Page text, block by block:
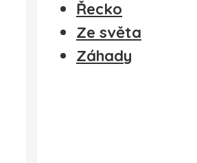
Řecko
Ze světa
Záhady